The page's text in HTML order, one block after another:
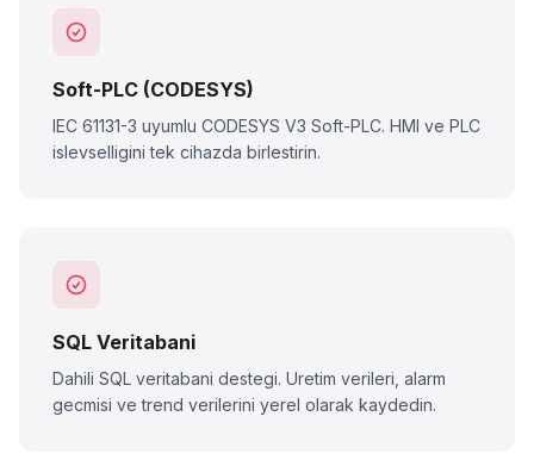
Soft-PLC (CODESYS)
IEC 61131-3 uyumlu CODESYS V3 Soft-PLC. HMI ve PLC
islevselligini tek cihazda birlestirin.
SQL Veritabani
Dahili SQL veritabani destegi. Uretim verileri, alarm
gecmisi ve trend verilerini yerel olarak kaydedin.